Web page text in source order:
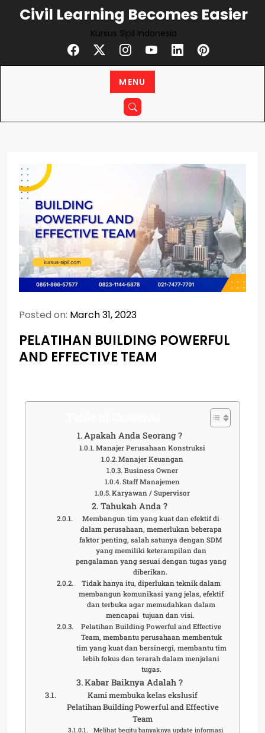
Civil Learning Becomes Easier
Kursus Sipil Indonesia
MENU
Posted on: March 31, 2023
PELATIHAN BUILDING POWERFUL
AND EFFECTIVE TEAM
Apakah Anda Seorang ?
Manajer Perusahaan Konstruksi
Manajer Keuangan
Business Owner
Staff Manajemen
Karyawan / Supervisor
Tahukah Anda ?
Membangun tim yang kuat dan efektif di
dalam perusahaan, memerlukan beberapa
faktor penting, salah satunya dengan SDM
yang memiliki keterampilan dan
pengalaman yang sesuai dengan tugas yang
diberikan.
Tidak hanya itu, diperlukan teknik dalam
membangun komunikasi yang jelas, efektif
dan terbuka agar memudahkan dalam
mencapai tujuan dan visi.
Pelatihan Building Powerful and Effective
Team, membantu perusahaan membentuk
tim yang kuat dan bersinergi, membantu tim
lebih fokus dan terarah dalam menjalani
tugas.
Kabar Baiknya Adalah ?
Kami membuka kelas ekslusif
Pelatihan Building Powerful and Effective
Team
Melihat begitu banyaknya update informasi